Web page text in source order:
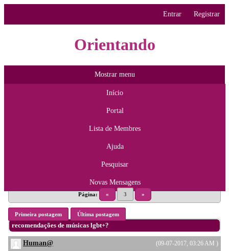
Entrar Registrar
Orientando
Mostrar menu
Início
Portal
Lista de Membres
Ajuda
Pesquisar
Novas Mensagens
Página: « 3 »
Primeira postagem Última postagem
recomendações de músicas lgbt+?
(09-07-2017, 03:26 AM )
Human@